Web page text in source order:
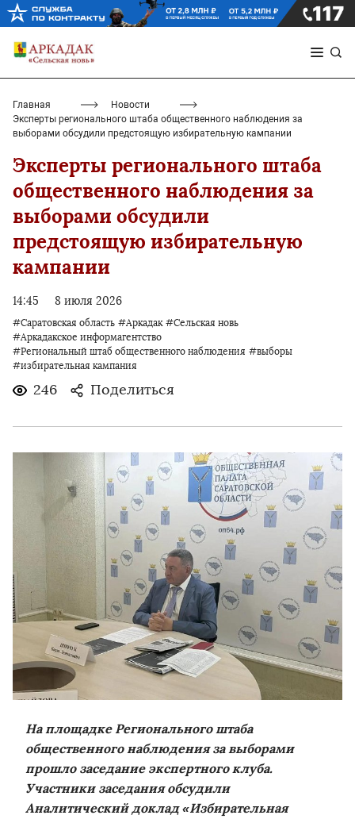
Главная
Новости
Эксперты регионального штаба общественного наблюдения за
выборами обсудили предстоящую избирательную кампании
Эксперты регионального штаба
общественного наблюдения за
выборами обсудили
предстоящую избирательную
кампании
14:45 8 июля 2026
#Саратовская область #Аркадак #Сельская новь
#Аркадакское информагентство
#Региональный штаб общественного наблюдения #выборы
#избирательная кампания
246 Поделиться
На площадке Регионального штаба
общественного наблюдения за выборами
прошло заседание экспертного клуба.
Участники заседания обсудили
Аналитический доклад «Избирательная